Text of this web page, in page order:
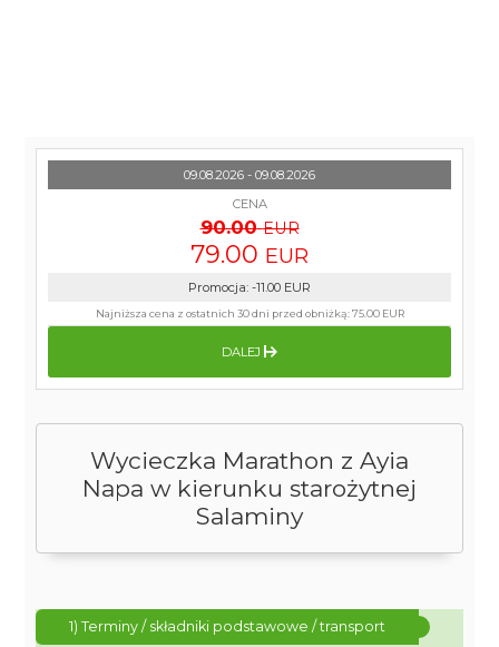
Wycieczka Marathon z Ayia
Napa w kierunku starożytnej
Salaminy
1) Terminy / składniki podstawowe / transport
09.08.2026 - 09.08.2026
CENA
90.00 EUR
79.00 EUR
Promocja: -11.00 EUR
Najniższa cena z ostatnich 30 dni przed obniżką:75.00 EUR
DALEJ